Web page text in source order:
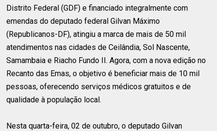
Distrito Federal (GDF) e financiado integralmente com
emendas do deputado federal Gilvan Máximo
(Republicanos-DF), atingiu a marca de mais de 50 mil
atendimentos nas cidades de Ceilândia, Sol Nascente,
Samambaia e Riacho Fundo II. Agora, com a nova edição no
Recanto das Emas, o objetivo é beneficiar mais de 10 mil
pessoas, oferecendo serviços médicos gratuitos e de
qualidade à população local.
Nesta quarta-feira, 02 de outubro, o deputado Gilvan